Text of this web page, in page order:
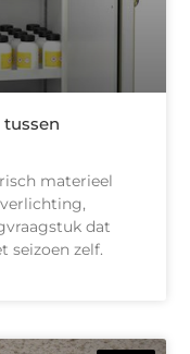
materieel
dat
seizoen zelf.